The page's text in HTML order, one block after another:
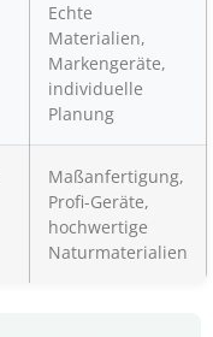
Echte
Materialien,
Markengeräte,
individuelle
Planung
Maßanfertigung,
Profi-Geräte,
hochwertige
Naturmaterialien